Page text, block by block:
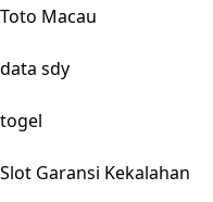
Toto Macau
data sdy
togel
Slot Garansi Kekalahan